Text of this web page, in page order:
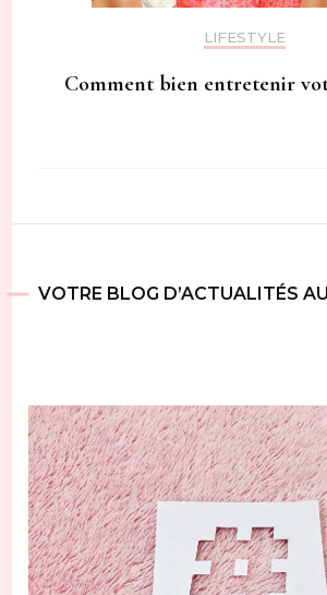
LIFESTYLE
Comment bien entretenir
VOTRE BLOG D’ACTUALITÉS